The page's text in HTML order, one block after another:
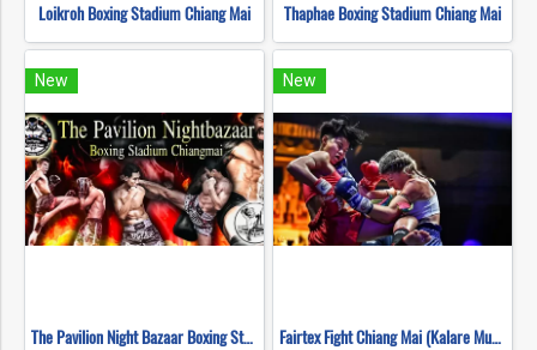
Loikroh Boxing Stadium Chiang Mai Thaphae Boxing Stadium Chiang Mai
New
The Pavilion Night Bazaar Boxing Stadium Chiang Mai
New
Fairtex Fight Chiang Mai (Kalare Muay Thai)